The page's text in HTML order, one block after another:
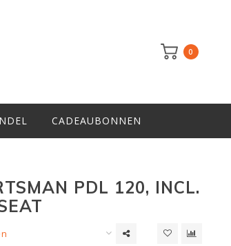
0
CADEAUBONNEN
PDL 120, INCL.